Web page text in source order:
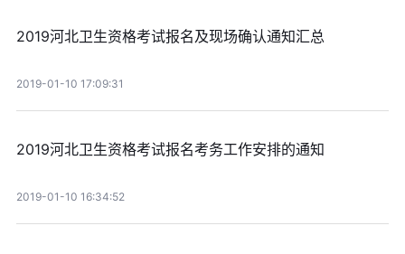
2019河北卫生资格考试报名及现场确认通知汇总
2019-01-10 17:09:31
2019河北卫生资格考试报名考务工作安排的通知
2019-01-10 16:34:52